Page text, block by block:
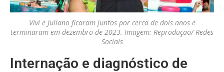
Vivi e Juliano ficaram juntos por cerca de dois anos e
terminaram em dezembro de 2023. Imagem: Reprodução/ Redes
Sociais
Internação e diagnóstico de